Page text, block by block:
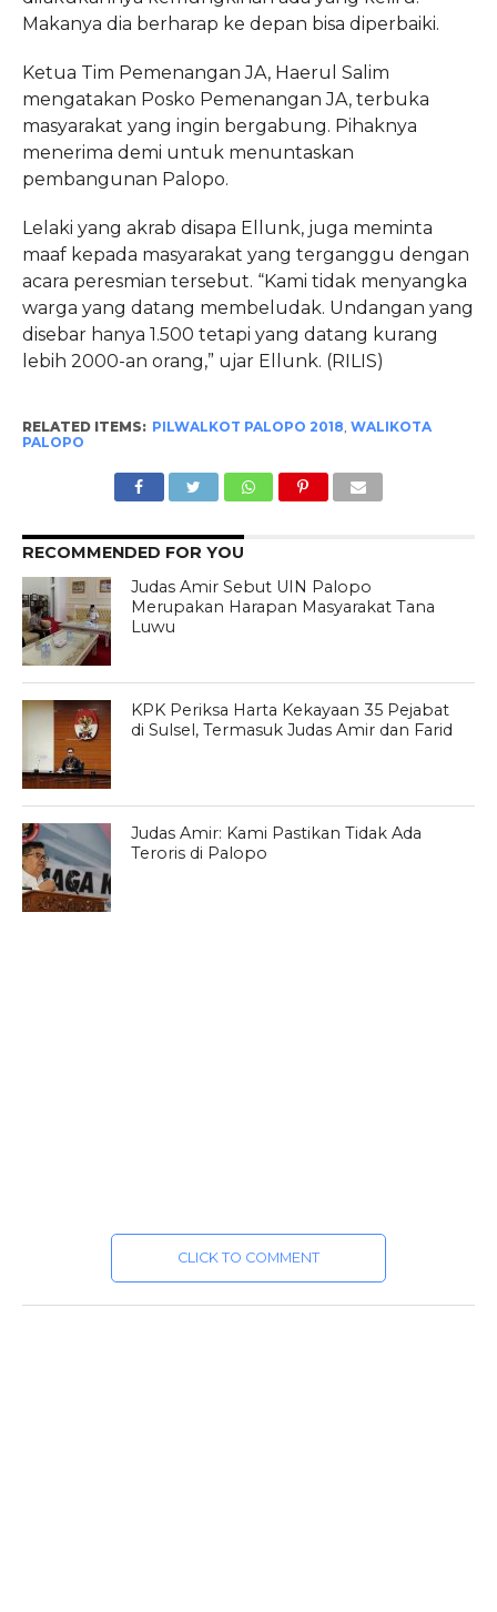
Makanya dia berharap ke depan bisa diperbaiki.
Ketua Tim Pemenangan JA, Haerul Salim
mengatakan Posko Pemenangan JA, terbuka
masyarakat yang ingin bergabung. Pihaknya
menerima demi untuk menuntaskan
pembangunan Palopo.
Lelaki yang akrab disapa Ellunk, juga meminta
maaf kepada masyarakat yang terganggu dengan
acara peresmian tersebut. “Kami tidak menyangka
warga yang datang membeludak. Undangan yang
disebar hanya 1.500 tetapi yang datang kurang
lebih 2000-an orang,” ujar Ellunk. (RILIS)
RELATED ITEMS: PILWALKOT PALOPO 2018 WALIKOTA
PALOPO
RECOMMENDED FOR YOU
Judas Amir Sebut UIN Palopo
Merupakan Harapan Masyarakat Tana
Luwu
KPK Periksa Harta Kekayaan 35 Pejabat
di Sulsel, Termasuk Judas Amir dan Farid
Judas Amir: Kami Pastikan Tidak Ada
Teroris di Palopo
CLICK TO COMMENT